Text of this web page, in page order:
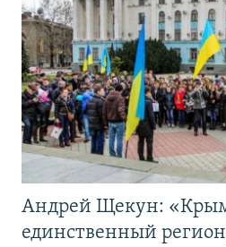
Андрей Щекун:
единственный